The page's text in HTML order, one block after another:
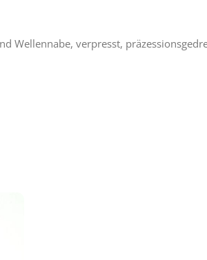
Wellennabe, verpresst,